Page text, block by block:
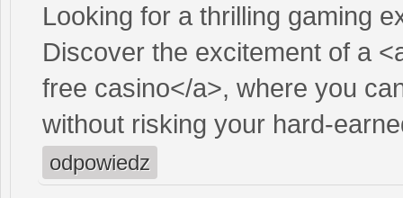
Looking for a thrilling gaming
Discover the excitement of a
free casino</a>, where you
without risking your hard-
odpowiedz